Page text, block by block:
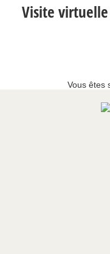
Visite
Vous êtes